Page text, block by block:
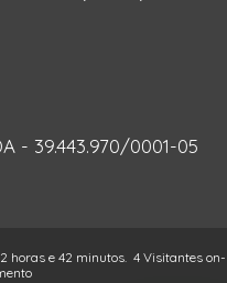
- 39.443.970/0001-05
horas e 42 minutos. 4 Visitantes on-